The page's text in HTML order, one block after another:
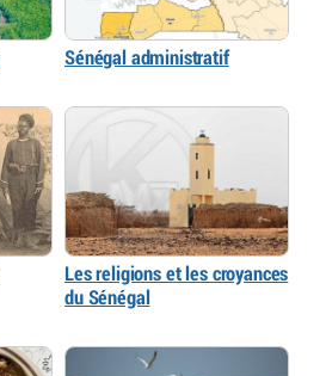
Sénégal administratif
Les religions et les croyances
du Sénégal